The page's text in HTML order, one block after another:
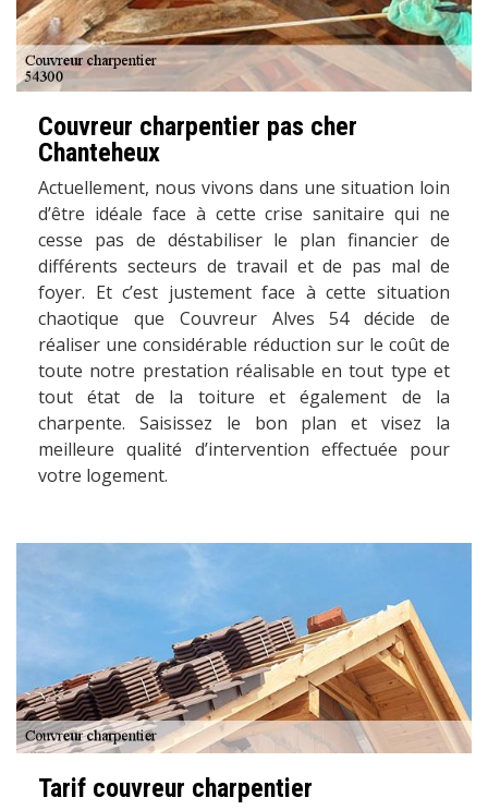
Couvreur charpentier pas cher
Chanteheux
Actuellement, nous vivons dans une situation loin
d’être idéale face à cette crise sanitaire qui ne
cesse pas de déstabiliser le plan financier de
différents secteurs de travail et de pas mal de
foyer. Et c’est justement face à cette situation
chaotique que Couvreur Alves 54 décide de
réaliser une considérable réduction sur le coût de
toute notre prestation réalisable en tout type et
tout état de la toiture et également de la
charpente. Saisissez le bon plan et visez la
meilleure qualité d’intervention effectuée pour
votre logement.
Tarif couvreur charpentier